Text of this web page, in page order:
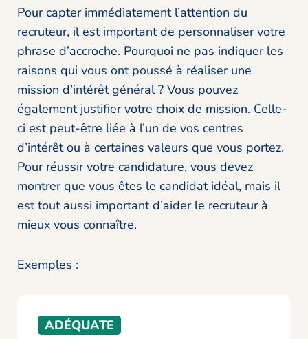
Pour capter immédiatement l’attention du
recruteur, il est important de personnaliser votre
phrase d’accroche. Pourquoi ne pas indiquer les
raisons qui vous ont poussé à réaliser une
mission d’intérêt général ? Vous pouvez
également justifier votre choix de mission. Celle-
ci est peut-être liée à l’un de vos centres
d’intérêt ou à certaines valeurs que vous portez.
Pour réussir votre candidature, vous devez
montrer que vous êtes le candidat idéal, mais il
est tout aussi important d’aider le recruteur à
mieux vous connaître.
Exemples :
ADÉQUATE